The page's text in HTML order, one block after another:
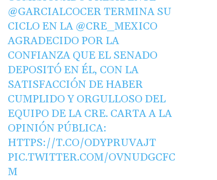
@GARCIALCOCER TERMINA SU
CICLO EN LA @CRE_MEXICO
AGRADECIDO POR LA
CONFIANZA QUE EL SENADO
DEPOSITÓ EN ÉL, CON LA
SATISFACCIÓN DE HABER
CUMPLIDO Y ORGULLOSO DEL
EQUIPO DE LA CRE. CARTA A LA
OPINIÓN PÚBLICA:
HTTPS://T.CO/ODYPRUVAJT
PIC.TWITTER.COM/OVNUDGCFC
M